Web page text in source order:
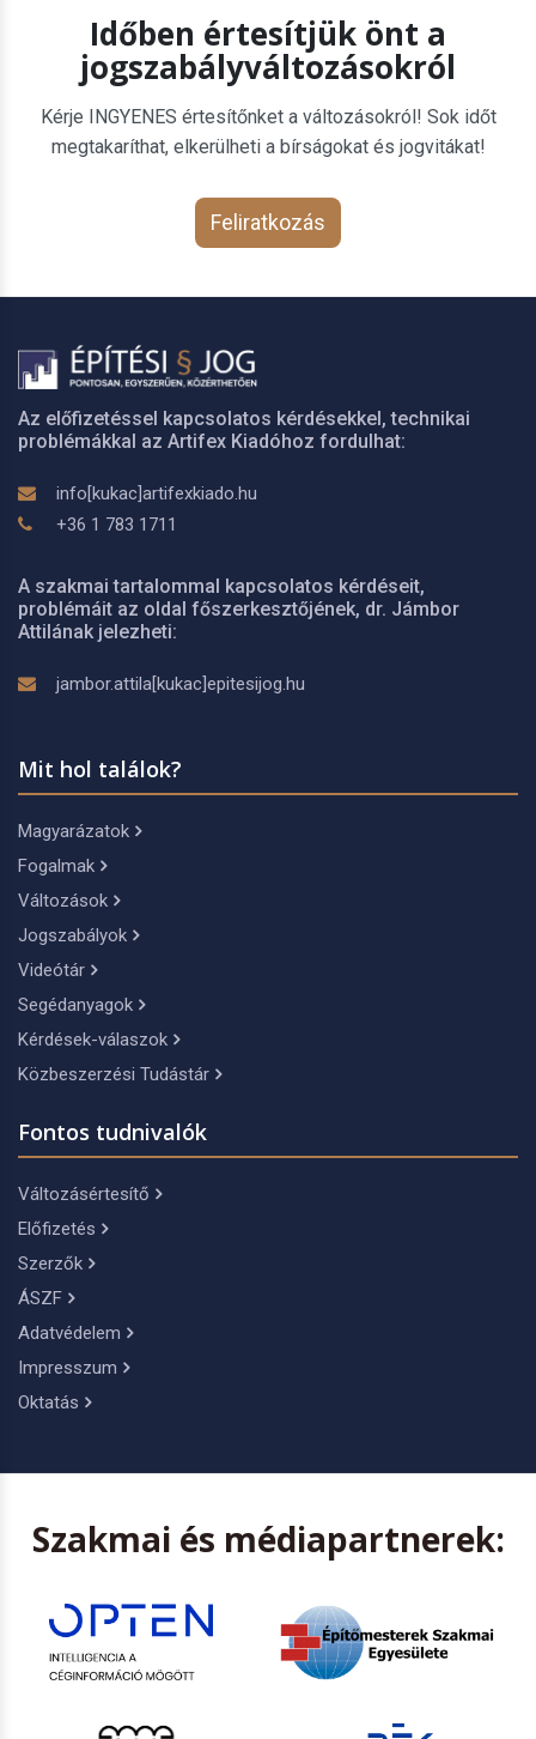
Időben értesítjük önt a
jogszabályváltozásokról
Kérje INGYENES értesítőnket a változásokról! Sok időt
megtakaríthat, elkerülheti a bírságokat és jogvitákat!
Feliratkozás
Az előfizetéssel kapcsolatos kérdésekkel, technikai
problémákkal az Artifex Kiadóhoz fordulhat:
info[kukac]artifexkiado.hu
+36 1 783 1711
A szakmai tartalommal kapcsolatos kérdéseit,
problémáit az oldal főszerkesztőjének, dr. Jámbor
Attilának jelezheti:
jambor.attila[kukac]epitesijog.hu
Mit hol találok?
Magyarázatok
Fogalmak
Változások
Jogszabályok
Videótár
Segédanyagok
Kérdések-válaszok
Közbeszerzési Tudástár
Fontos tudnivalók
Változásértesítő
Előfizetés
Szerzők
ÁSZF
Adatvédelem
Impresszum
Oktatás
Szakmai és médiapartnerek: